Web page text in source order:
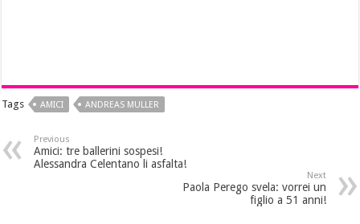
Tags AMICI ANDREAS MULLER
Previous
Amici: tre ballerini sospesi!
Alessandra Celentano li asfalta!
Next
Paola Perego svela: vorrei un
figlio a 51 anni!